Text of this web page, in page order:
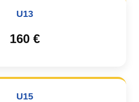
U13
160 €
U15